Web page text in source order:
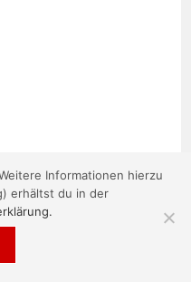
Informationen hierzu
erhältst du in der